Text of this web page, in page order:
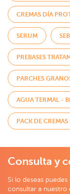
CREMAS DÍA
SERUM
PREBASES
PARCHES
AGUA TERMAL -
PACK DE
Consulta y
Si lo deseas
consultar a nuestro